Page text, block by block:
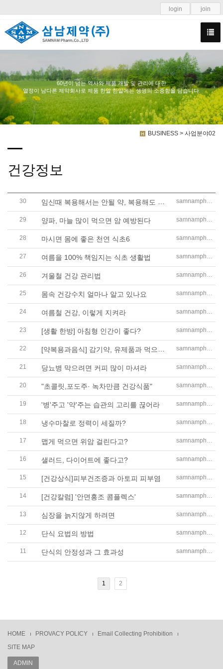
login join
60년이 넘는 역사와 제품 개발 및 관리에 대한
열정이 남다른 제약회사로 제품 한알 한알에는 생명의 소중함을 담습니다.
BUSINESS > 사업분야02
건강정보
30 임신때 복용해서는 안될 약, 복용해도 되는 약 samnampharm
29 양파, 마늘 많이 먹으면 암 예방된다 samnampharm
28 마시면 몸에 좋은 천연 식초6 samnampharm
27 여름을 100% 책임지는 식초 생활법 samnampharm
26 겨울철 건강 관리법 samnampharm
25 몸속 건강수치 얼마나 알고 있나요 samnampharm
24 여름철 건강, 이렇게 지켜라 samnampharm
23 [생활 한방] 아침형 인간이 좋다? samnampharm
22 [약복용과음식] 감기약, 유제품과 먹으면 체내흡수 더뎌 samnampharm
21 당뇨병 막으려면 커피 많이 마셔라 samnampharm
20 "초콜릿,포도주· 녹차만큼 건강식품" samnampharm
19 '병'주고 '약'주는 습관의 고리를 끊어라 samnampharm
18 냉수마찰로 정력이 세질까? samnampharm
17 맵게 먹으면 위암 걸린다고? samnampharm
16 샐러드, 다이어트에 좋다고? samnampharm
15 [건강상식]피부건조증과 아토피 피부염 samnampharm
14 [건강칼럼] '안면홍조 콤플렉스' samnampharm
13 심장을 늙지않게 하려면 samnampharm
12 단식 요법의 방법 samnampharm
11 단식의 안정성과 그 효과성 samnampharm
1 2
HOME PROVACY POLICY
Email Collecting Prohibition
SITE MAP
ADMIN